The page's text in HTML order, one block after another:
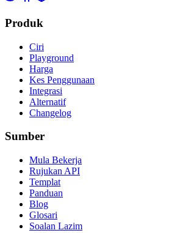
Produk
Ciri
Playground
Harga
Kes Penggunaan
Integrasi
Alternatif
Changelog
Sumber
Mula Bekerja
Rujukan API
Templat
Panduan
Blog
Glosari
Soalan Lazim